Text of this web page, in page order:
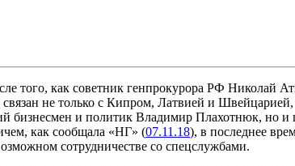
того, как советник генпрокурора РФ Николай
не только с Кипром, Латвией и
бизнесмен и политик Владимир Плахотнюк, но и
как сообщала «НГ» (07.11.18), в последнее
сотрудничестве со спецслужбами.